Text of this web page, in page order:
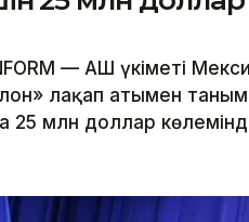
— АҚШ үкіметі
лақап атымен
25 млн доллар